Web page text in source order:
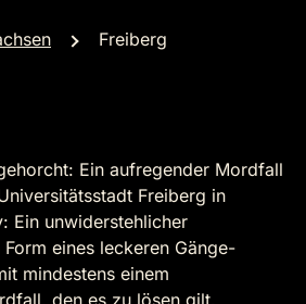
Freiberg
Ein aufregender Mordfall
Freiberg in
Ein unwiderstehlicher
Form eines leckeren Gänge-
mindestens einem
den es zu lösen gilt.